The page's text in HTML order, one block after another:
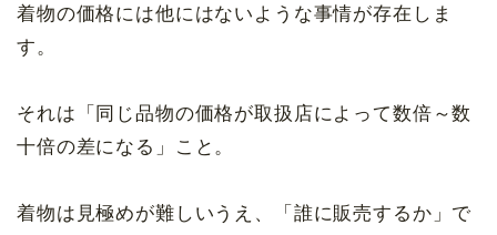
着物の価格には他にはないような事情が存在しま
す。
それは「同じ品物の価格が取扱店によって数倍～数
十倍の差になる」こと。
着物は見極めが難しいうえ、「誰に販売するか」で